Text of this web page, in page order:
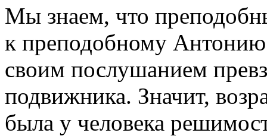
Мы знаем, что
к преподобному Антонию
своим послушанием
подвижника. Значит,
была у человека